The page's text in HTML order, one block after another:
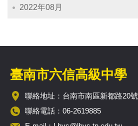
2022年08月
臺南市六信高級中學
聯絡地址：台南市南區新都路20號
聯絡電話：06-2619885